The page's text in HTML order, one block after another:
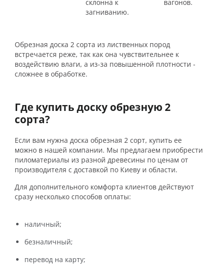
склонна к
загниванию.
вагонов.
Обрезная доска 2 сорта из лиственных пород
встречается реже, так как она чувствительнее к
воздействию влаги, а из-за повышенной плотности -
сложнее в обработке.
Где купить доску обрезную 2
сорта?
Если вам нужна доска обрезная 2 сорт, купить ее
можно в нашей компании. Мы предлагаем приобрести
пиломатериалы из разной древесины по ценам от
производителя с доставкой по Киеву и области.
Для дополнительного комфорта клиентов действуют
сразу несколько способов оплаты:
наличный;
безналичный;
перевод на карту;